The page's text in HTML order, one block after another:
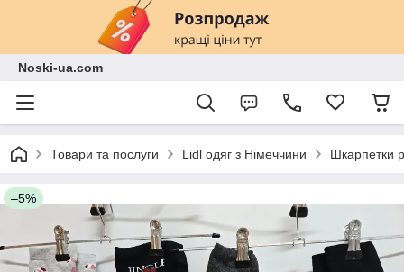
Noski-ua.com
Товари та послуги Lidl одяг з Німеччини Шкарпетки
–5%